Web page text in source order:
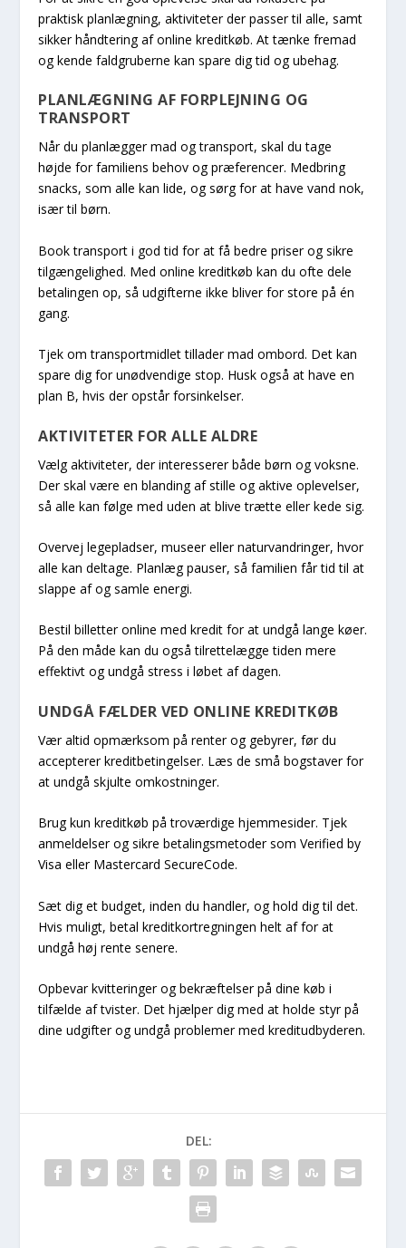
praktisk planlægning, aktiviteter der passer til alle, samt
sikker håndtering af online kreditkøb. At tænke fremad
og kende faldgruberne kan spare dig tid og ubehag.
PLANLÆGNING AF FORPLEJNING OG
TRANSPORT
Når du planlægger mad og transport, skal du tage
højde for familiens behov og præferencer. Medbring
snacks, som alle kan lide, og sørg for at have vand nok,
især til børn.
Book transport i god tid for at få bedre priser og sikre
tilgængelighed. Med online kreditkøb kan du ofte dele
betalingen op, så udgifterne ikke bliver for store på én
gang.
Tjek om transportmidlet tillader mad ombord. Det kan
spare dig for unødvendige stop. Husk også at have en
plan B, hvis der opstår forsinkelser.
AKTIVITETER FOR ALLE ALDRE
Vælg aktiviteter, der interesserer både børn og voksne.
Der skal være en blanding af stille og aktive oplevelser,
så alle kan følge med uden at blive trætte eller kede sig.
Overvej legepladser, museer eller naturvandringer, hvor
alle kan deltage. Planlæg pauser, så familien får tid til at
slappe af og samle energi.
Bestil billetter online med kredit for at undgå lange køer.
På den måde kan du også tilrettelægge tiden mere
effektivt og undgå stress i løbet af dagen.
UNDGÅ FÆLDER VED ONLINE KREDITKØB
Vær altid opmærksom på renter og gebyrer, før du
accepterer kreditbetingelser. Læs de små bogstaver for
at undgå skjulte omkostninger.
Brug kun kreditkøb på troværdige hjemmesider. Tjek
anmeldelser og sikre betalingsmetoder som Verified by
Visa eller Mastercard SecureCode.
Sæt dig et budget, inden du handler, og hold dig til det.
Hvis muligt, betal kreditkortregningen helt af for at
undgå høj rente senere.
Opbevar kvitteringer og bekræftelser på dine køb i
tilfælde af tvister. Det hjælper dig med at holde styr på
dine udgifter og undgå problemer med kreditudbyderen.
DEL: